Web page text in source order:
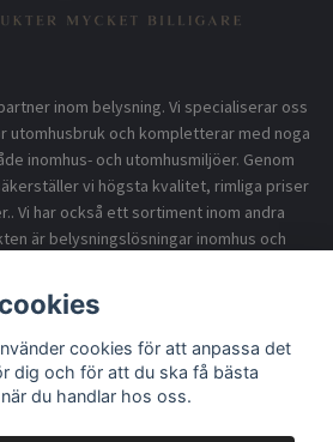
inom belysning. Vi specialiserar oss
utomhusbruk och kompletterar med noga
inomhus- och utomhusmiljöer. Genom
vi högsta kvalitet, rimliga priser
Vi har också ett sortiment inom andra
är belysningslösningar inomhus och
cookies för att anpassa det
dig och för att du ska få bästa
du handlar hos oss.